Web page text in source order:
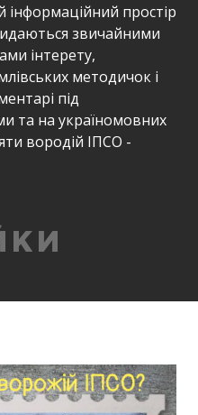
інформаційний простір
звичайними
інтерету,
методичок і
під
та на україномовних
вородій ІПСО -